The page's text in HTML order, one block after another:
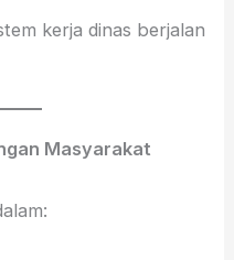
kerja dinas berjalan
Masyarakat